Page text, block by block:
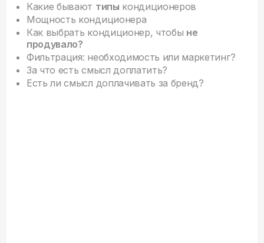
Какие бывают типы кондиционеров
Мощность кондиционера
Как выбрать кондиционер, чтобы не
продувало?
Фильтрация: необходимость или маркетинг?
За что есть смысл доплатить?
Есть ли смысл доплачивать за бренд?